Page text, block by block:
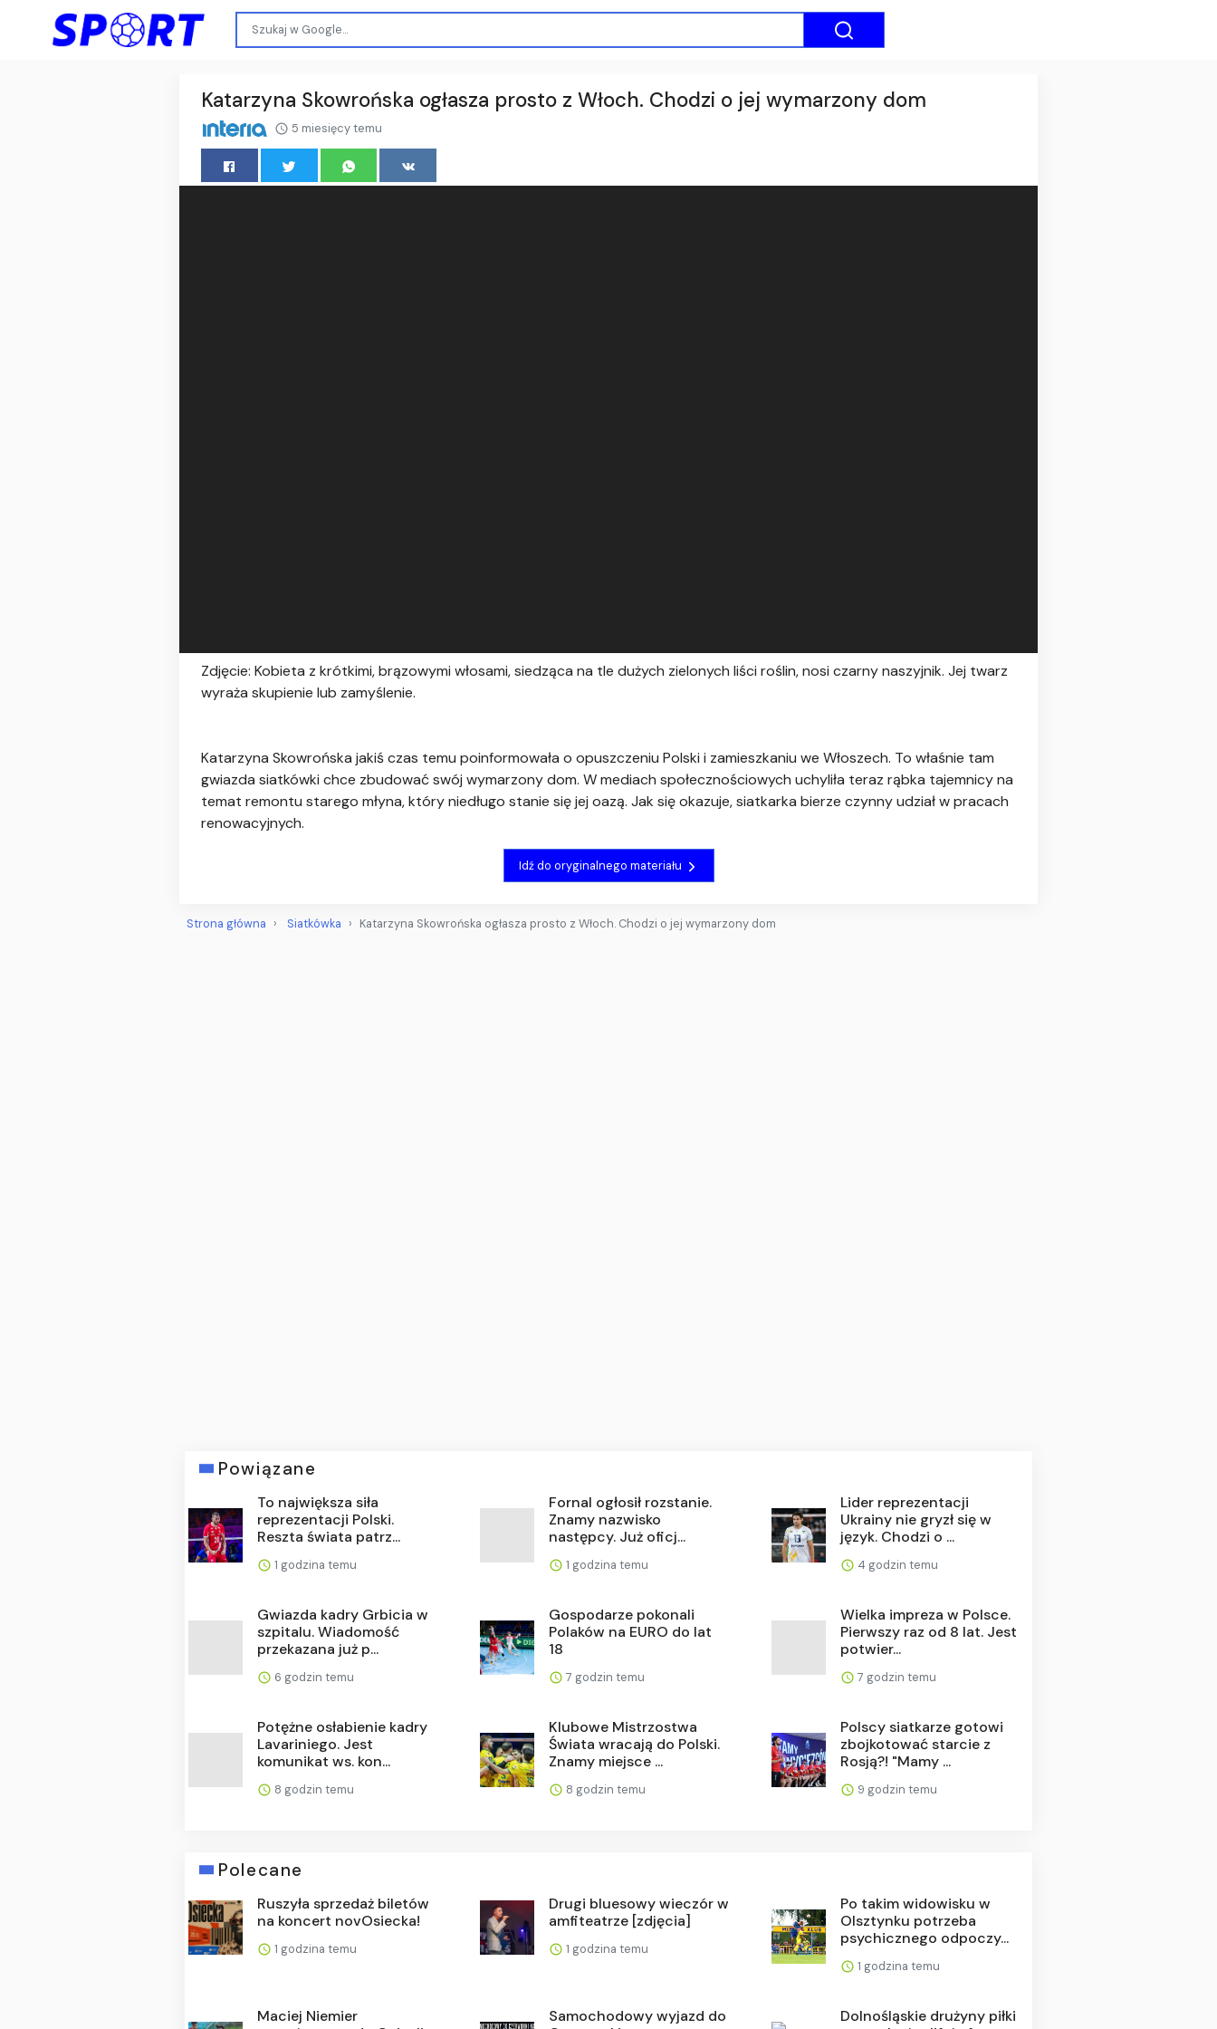
Katarzyna Skowrońska ogłasza prosto z Włoch. Chodzi o jej wymarzony dom
5 miesięcy temu
Zdjęcie: Kobieta z krótkimi, brązowymi włosami, siedząca na tle dużych zielonych liści roślin, nosi czarny naszyjnik. Jej twarz
wyraża skupienie lub zamyślenie.
Katarzyna Skowrońska jakiś czas temu poinformowała o opuszczeniu Polski i zamieszkaniu we Włoszech. To właśnie tam
gwiazda siatkówki chce zbudować swój wymarzony dom. W mediach społecznościowych uchyliła teraz rąbka tajemnicy na
temat remontu starego młyna, który niedługo stanie się jej oazą. Jak się okazuje, siatkarka bierze czynny udział w pracach
renowacyjnych.
Idź do oryginalnego materiału
Strona główna Siatkówka Katarzyna Skowrońska ogłasza prosto z Włoch. Chodzi o jej wymarzony dom
Powiązane
To największa siła
reprezentacji Polski.
Reszta świata patrz...
1 godzina temu
Fornal ogłosił rozstanie.
Znamy nazwisko
następcy. Już oficj...
1 godzina temu
Lider reprezentacji
Ukrainy nie gryzł się w
język. Chodzi o ...
4 godzin temu
Gwiazda kadry Grbicia w
szpitalu. Wiadomość
przekazana już p...
6 godzin temu
Gospodarze pokonali
Polaków na EURO do lat
18
7 godzin temu
Wielka impreza w Polsce.
Pierwszy raz od 8 lat. Jest
potwier...
7 godzin temu
Potężne osłabienie kadry
Lavariniego. Jest
komunikat ws. kon...
8 godzin temu
Klubowe Mistrzostwa
Świata wracają do Polski.
Znamy miejsce ...
8 godzin temu
Polscy siatkarze gotowi
zbojkotować starcie z
Rosją?! "Mamy ...
9 godzin temu
Polecane
Ruszyła sprzedaż biletów
na koncert novOsiecka!
1 godzina temu
Drugi bluesowy wieczór w
amfiteatrze [zdjęcia]
1 godzina temu
Po takim widowisku w
Olsztynku potrzeba
psychicznego odpoczy...
1 godzina temu
Maciej Niemier
Samochodowy wyjazd do
Dolnośląskie drużyny piłki